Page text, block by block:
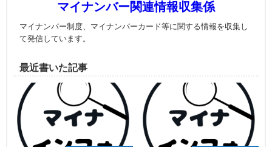
マイナンバー関連情報収集係
マイナンバー制度、マイナンバーカード等に関する情報を収集し
て発信しています。
最近書いた記事